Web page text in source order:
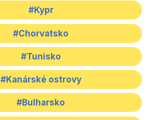
#Kypr
#Chorvatsko
#Tunisko
#Kanárské ostrovy
#Bulharsko